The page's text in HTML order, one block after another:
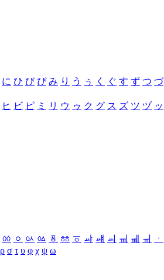
に ひ び ぴ み り う ぅ く ぐ す ず つ づ
ヒ ビ ピ ミ リ ウ ゥ ク グ ス ズ ツ ヅ ッ
ㆀ ㆁ ㆂ ㆃ ㆄ ㆅ ㆆ ㆇ ㆈ ㆉ ㆊ ㆋ ㆌ ㆍ
ρ σ τ υ φ χ ψ ω